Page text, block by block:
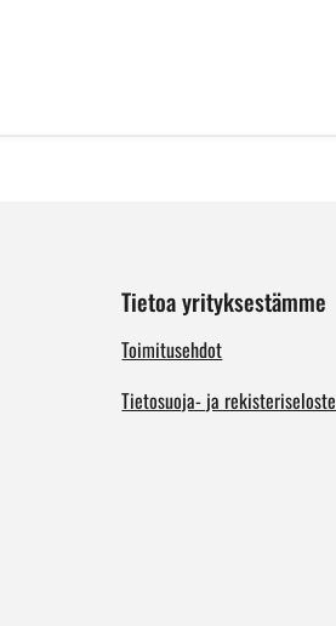
Tietoa yrityksestämme
Toimitusehdot
Tietosuoja- ja rekisteriseloste